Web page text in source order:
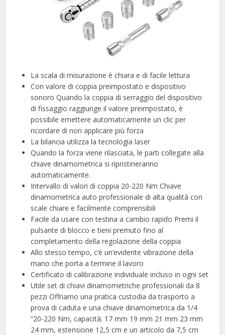
La scala di misurazione è chiara e di facile lettura
Con valore di coppia preimpostato e dispositivo
sonoro Quando la coppia di serraggio del dispositivo
di fissaggio raggiunge il valore preimpostato, è
possibile emettere automaticamente un clic per
ricordare di non applicare più forza
La bilancia utilizza la tecnologia laser
Quando la forza viene rilasciata, le parti collegate alla
chiave dinamometrica si ripristineranno
automaticamente.
Intervallo di valori di coppia 20-220 Nm Chiave
dinamometrica auto professionale di alta qualità con
scale chiare e facilmente comprensibili
Facile da usare con testina a cambio rapido Premi il
pulsante di blocco e tieni premuto fino al
completamento della regolazione della coppia
Allo stesso tempo, c’è un’evidente vibrazione della
mano che porta a termine il lavoro
Certificato di calibrazione individuale incluso in ogni set
Utile set di chiavi dinamometriche professionali da 8
pezzi Offriamo una pratica custodia da trasporto a
prova di caduta e una chiave dinamometrica da 1/4
“20-220 Nm, capacità: 17 mm 19 mm 21 mm 23 mm
24 mm, estensione 12,5 cm e un articolo da 7,5 cm